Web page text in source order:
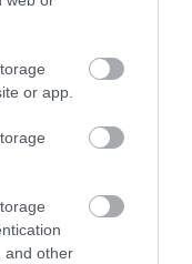
or app.
and other
a kormány
kritikára, a helyi
számíthatunk
kövessen